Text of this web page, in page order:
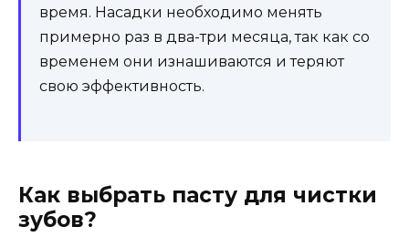
время. Насадки необходимо менять
примерно раз в два-три месяца, так как со
временем они изнашиваются и теряют
свою эффективность.
Как выбрать пасту для чистки
зубов?